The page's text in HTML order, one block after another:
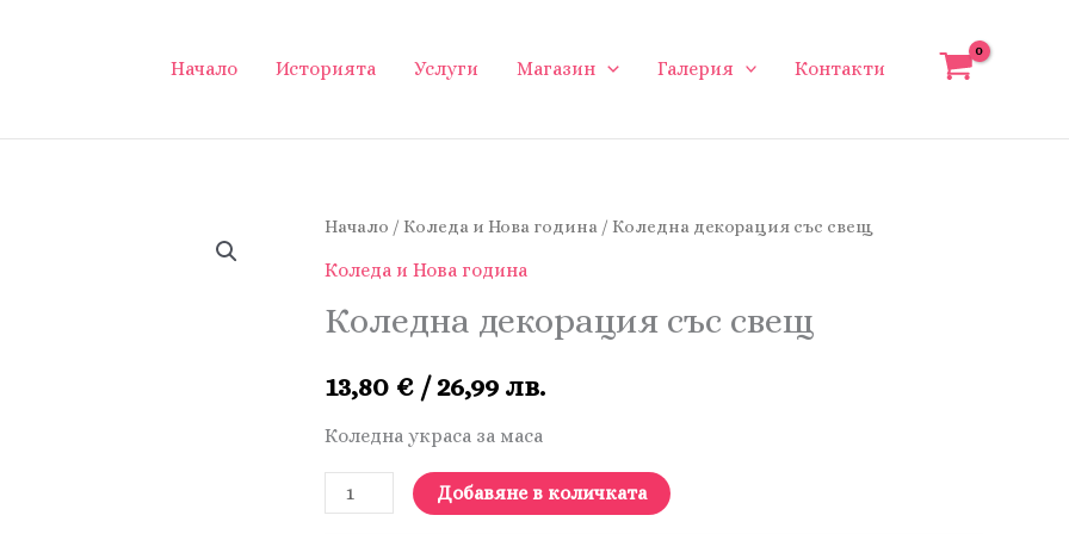
Начало Историята Услуги Магазин Галерия Контакти
Начало / Коледа и Нова година / Коледна декорация със свещ
Коледа и Нова година
Коледна декорация със свещ
13,80 € / 26,99 лв.
Коледна украса за маса
количество
Добавяне в количката